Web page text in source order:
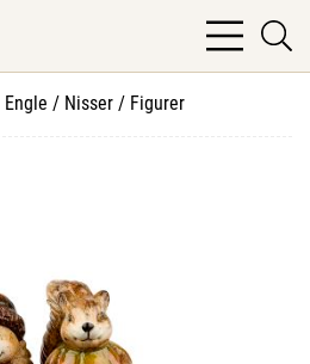
bars
light
Engle / Nisser / Figurer